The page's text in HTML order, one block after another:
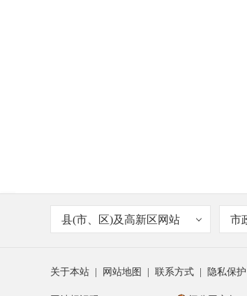
县(市、区)及高新区网站 市
关于本站 网站地图 联系方式 隐私保护